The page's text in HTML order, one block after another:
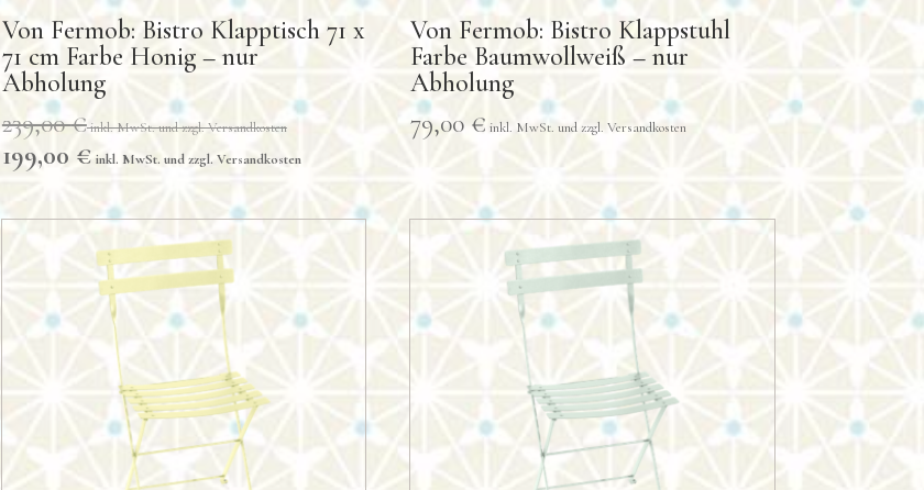
Von Fermob: Bistro Klapptisch 71 x
71 cm Farbe Honig – nur
Abholung
239,00€
Ursprünglicher
Preis
239,00 €
199,00 €
Aktueller
ist:
199,00 €.
Von Fermob: Bistro Klappstuhl
Farbe Baumwollweiß – nur
Abholung
79,00 €